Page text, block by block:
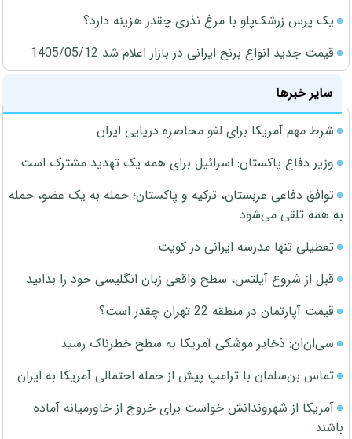
یک پرس زرشک‌پلو با مرغ نذری چقدر هزینه دارد؟
قیمت جدید انواع برنج ایرانی در بازار اعلام شد 1405/05/12
سایر خبرها
شرط مهم آمریکا برای لغو محاصره دریایی ایران
وزیر دفاع پاکستان: اسرائیل برای همه یک تهدید مشترک است
توافق دفاعی عربستان، ترکیه و پاکستان؛ حمله به یک عضو، حمله
به همه تلقی می‌شود
تعطیلی تنها مدرسه ایرانی در کویت
قبل از شروع آیلتس، سطح واقعی زبان انگلیسی خود را بدانید
قیمت آپارتمان در منطقه 22 تهران چقدر است؟
سی‌ان‌ان: ذخایر موشکی آمریکا به سطح خطرناک رسید
تماس بن‌سلمان با ترامپ پیش از حمله احتمالی آمریکا به ایران
آمریکا از شهروندانش خواست برای خروج از خاورمیانه آماده
باشند